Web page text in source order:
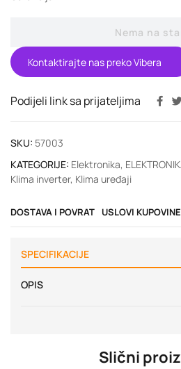
Nema na
Kontaktirajte nas preko Vibera
Podijeli link sa prijateljima
SKU: 57003
KATEGORIJE: Elektronika,
Klima inverter, Klima uređaji
DOSTAVA I POVRAT USLOVI KUPOVINE
SPECIFIKACIJE
OPIS
Slični